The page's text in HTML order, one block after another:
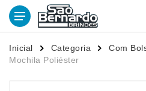
Inicial Categoria
Com
Mochila Poliéster